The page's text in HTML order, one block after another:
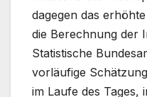
dagegen das
die Berechnung der
Statistische
vorläufige
im Laufe des Tages,